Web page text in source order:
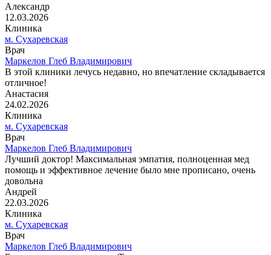
Александр
12.03.2026
Клиника
м. Сухаревская
Врач
Маркелов Глеб Владимирович
В этой клиники лечусь недавно, но впечатление складывается
отличное!
Анастасия
24.02.2026
Клиника
м. Сухаревская
Врач
Маркелов Глеб Владимирович
Лучший доктор! Максимальная эмпатия, полноценная мед
помощь и эффективное лечение было мне прописано, очень
довольна
Андрей
22.03.2026
Клиника
м. Сухаревская
Врач
Маркелов Глеб Владимирович